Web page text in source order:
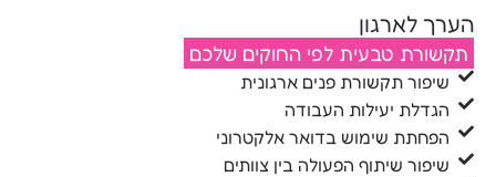
הערך לארגון
תקשורת טבעית לפי החוקים שלכם
שיפור תקשורת פנים ארגונית
הגדלת יעילות העבודה
הפחתת שימוש בדואר אלקטרוני
שיפור שיתוף הפעולה בין צוותים